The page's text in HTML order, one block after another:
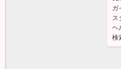
ガ
ス
ヘ
検